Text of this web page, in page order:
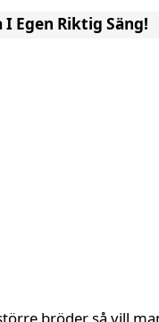
I Egen Riktig Säng!